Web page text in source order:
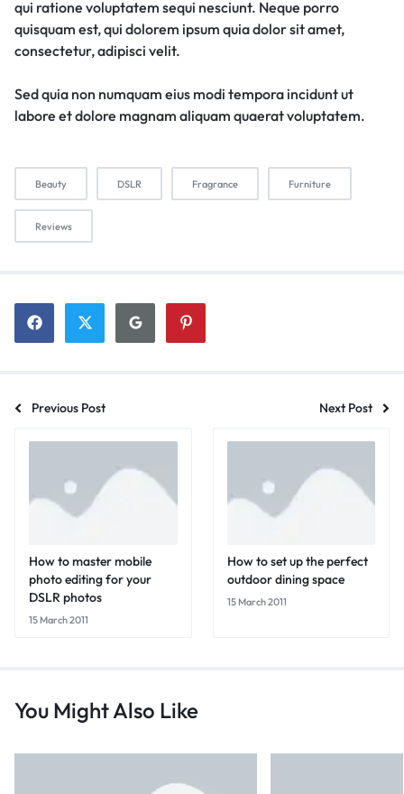
qui ratione voluptatem sequi nesciunt. Neque porro
quisquam est, qui dolorem ipsum quia dolor sit amet,
consectetur, adipisci velit.
Sed quia non numquam eius modi tempora incidunt ut
labore et dolore magnam aliquam quaerat voluptatem.
Beauty DSLR Fragrance Furniture
Reviews
Previous Post Next Post
How to master mobile
photo editing for your
DSLR photos
15 March 2011
How to set up the perfect
outdoor dining space
15 March 2011
You Might Also Like